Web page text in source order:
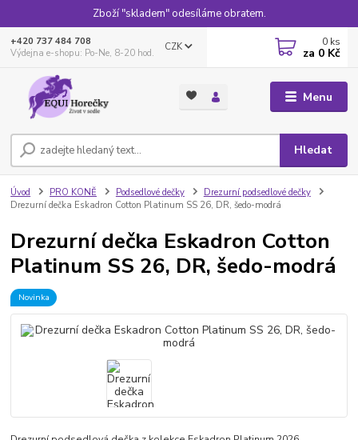
Zboží "skladem" odesíláme obratem.
Menu
CZK
Hledat
+420 737 484 708
Výdejna e-shopu: Po-Ne, 8-20 hod.
0 ks
za 0 Kč
Úvod PRO KONĚ Podsedlové dečky
Drezurní podsedlové dečky
Drezurní dečka Eskadron Cotton Platinum SS 26, DR, šedo-modrá
Drezurní dečka Eskadron Cotton
Platinum SS 26, DR, šedo-modrá
Novinka